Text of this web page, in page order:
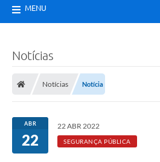
MENU
Notícias
Notícias Notícia
ABR
22
22 ABR 2022
SEGURANÇA PÚBLICA